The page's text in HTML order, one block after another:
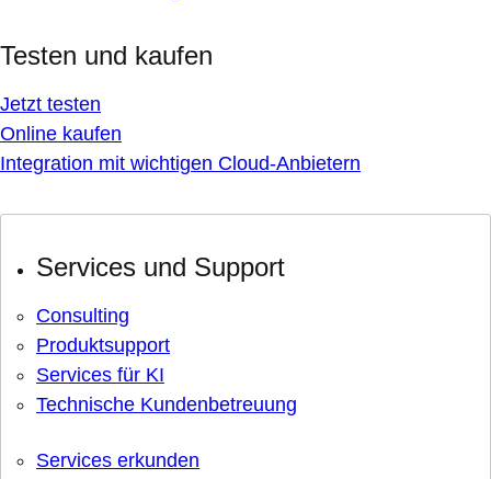
Testen und kaufen
Jetzt testen
Online kaufen
Integration mit wichtigen Cloud-Anbietern
Services und Support
Consulting
Produktsupport
Services für KI
Technische Kundenbetreuung
Services erkunden